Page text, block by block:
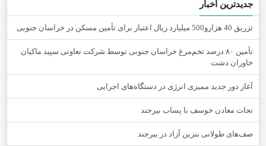
جدیدترین اخبار
تزریق 40 هزارو500 میلیارد ریال اعتبار برای تأمین مسکن در خراسان جنوبی
تأمین ۸۰ درصد تخم‌مرغ خراسان جنوبی توسط شرکت تعاونی سپید ماکیان
خاوران دشت
آغاز دور جدید ممیزی انرژی در دستگاه‌های اجرایی
نجات معادن خوسف با پساب بیرجند
صف‌های طولانی بنزین آزاد در بیرجند